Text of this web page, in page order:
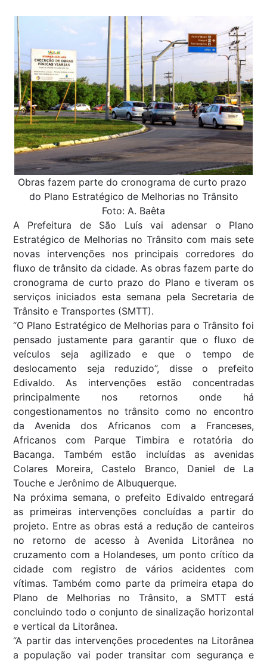
Obras fazem parte do cronograma de curto prazo
do Plano Estratégico de Melhorias no Trânsito
Foto: A. Baêta
A Prefeitura de São Luís vai adensar o Plano
Estratégico de Melhorias no Trânsito com mais sete
novas intervenções nos principais corredores do
fluxo de trânsito da cidade. As obras fazem parte do
cronograma de curto prazo do Plano e tiveram os
serviços iniciados esta semana pela Secretaria de
Trânsito e Transportes (SMTT).
“O Plano Estratégico de Melhorias para o Trânsito foi
pensado justamente para garantir que o fluxo de
veículos seja agilizado e que o tempo de
deslocamento seja reduzido”, disse o prefeito
Edivaldo. As intervenções estão concentradas
principalmente nos retornos onde há
congestionamentos no trânsito como no encontro
da Avenida dos Africanos com a Franceses,
Africanos com Parque Timbira e rotatória do
Bacanga. Também estão incluídas as avenidas
Colares Moreira, Castelo Branco, Daniel de La
Touche e Jerônimo de Albuquerque.
Na próxima semana, o prefeito Edivaldo entregará
as primeiras intervenções concluídas a partir do
projeto. Entre as obras está a redução de canteiros
no retorno de acesso à Avenida Litorânea no
cruzamento com a Holandeses, um ponto crítico da
cidade com registro de vários acidentes com
vítimas. Também como parte da primeira etapa do
Plano de Melhorias no Trânsito, a SMTT está
concluindo todo o conjunto de sinalização horizontal
e vertical da Litorânea.
“A partir das intervenções procedentes na Litorânea
a população vai poder transitar com segurança e